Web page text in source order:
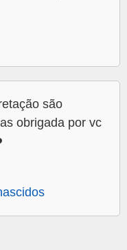
são
obrigada por vc